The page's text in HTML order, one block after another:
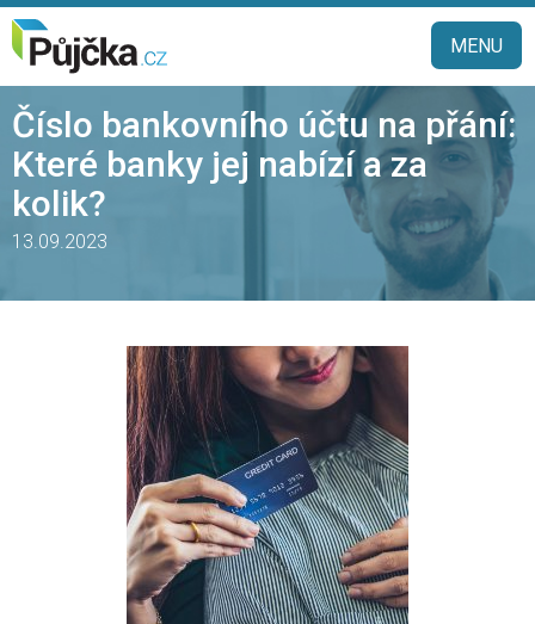
MENU
Číslo bankovního účtu na přání:
Které banky jej nabízí a za
kolik?
13.09.2023